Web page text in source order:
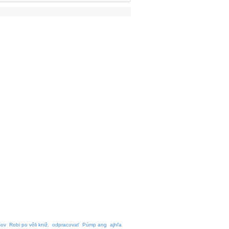
Robi po vôli kniž. odpracovať Púmp ang ajhľa